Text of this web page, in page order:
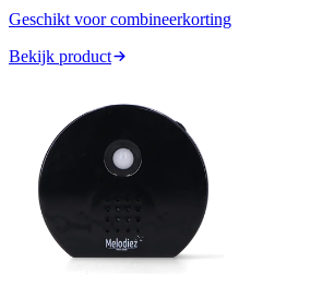
Geschikt voor combineerkorting
Bekijk product